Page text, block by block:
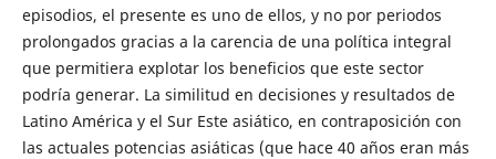
episodios, el presente es uno de ellos, y no por periodos
prolongados gracias a la carencia de una política integral
que permitiera explotar los beneficios que este sector
podría generar. La similitud en decisiones y resultados de
Latino América y el Sur Este asiático, en contraposición con
las actuales potencias asiáticas (que hace 40 años eran más